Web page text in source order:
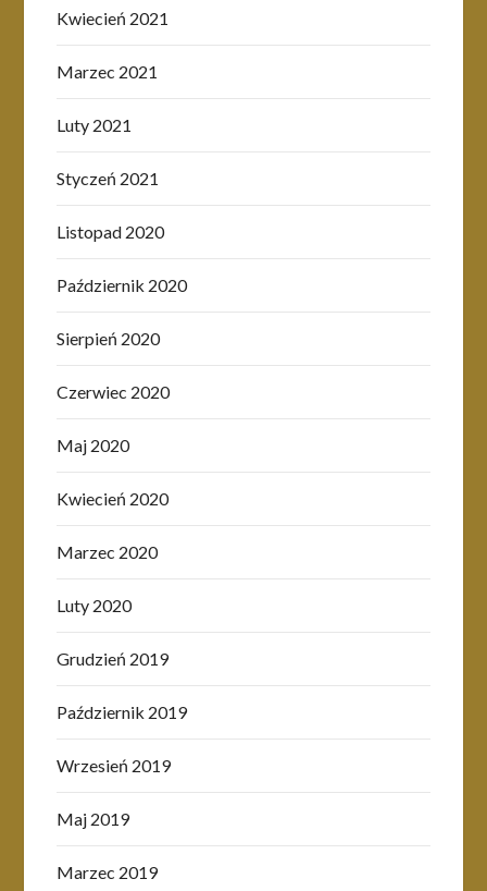
Kwiecień 2021
Marzec 2021
Luty 2021
Styczeń 2021
Listopad 2020
Październik 2020
Sierpień 2020
Czerwiec 2020
Maj 2020
Kwiecień 2020
Marzec 2020
Luty 2020
Grudzień 2019
Październik 2019
Wrzesień 2019
Maj 2019
Marzec 2019